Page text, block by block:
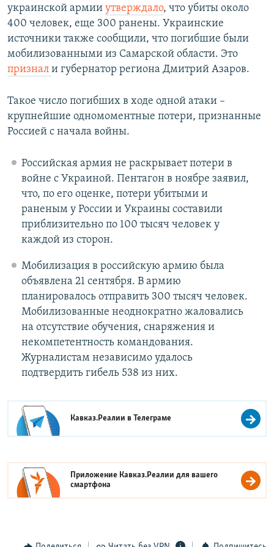
украинской армии утверждало, что убиты около
400 человек, еще 300 ранены. Украинские
источники также сообщили, что погибшие были
мобилизованными из Самарской области. Это
признал и губернатор региона Дмитрий Азаров.
Такое число погибших в ходе одной атаки –
крупнейшие одномоментные потери, признанные
Россией с начала войны.
Российская армия не раскрывает потери в
войне с Украиной. Пентагон в ноябре заявил,
что, по его оценке, потери убитыми и
раненым у России и Украины составили
приблизительно по 100 тысяч человек у
каждой из сторон.
Мобилизация в российскую армию была
объявлена 21 сентября. В армию
планировалось отправить 300 тысяч человек.
Мобилизованные неоднократно жаловались
на отсутствие обучения, снаряжения и
некомпетентность командования.
Журналистам независимо удалось
подтвердить гибель 538 из них.
Кавказ.Реалии вТелеграме
Приложение Кавказ.Реалии для вашего
смартфона